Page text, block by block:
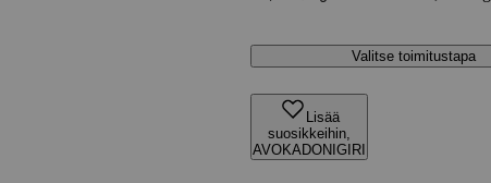
Valitse toimitustapa
Lisää
suosikkeihin,
AVOKADONIGIRI